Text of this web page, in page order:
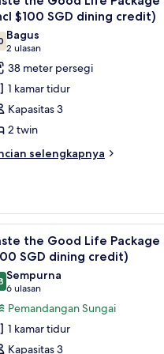
$100 SGD dining credit)
dari 10
Bagus
2 ulasan
(2
ulasan)
38 meter persegi
1 kamar tidur
Kapasitas 3
2 twin
selengkapnya
kerja
7
the Good Life Package
SGD dining credit)
dari 10
Sempurna
6 ulasan
(6
ulasan)
Pemandangan Sungai
1 kamar tidur
Kapasitas 3